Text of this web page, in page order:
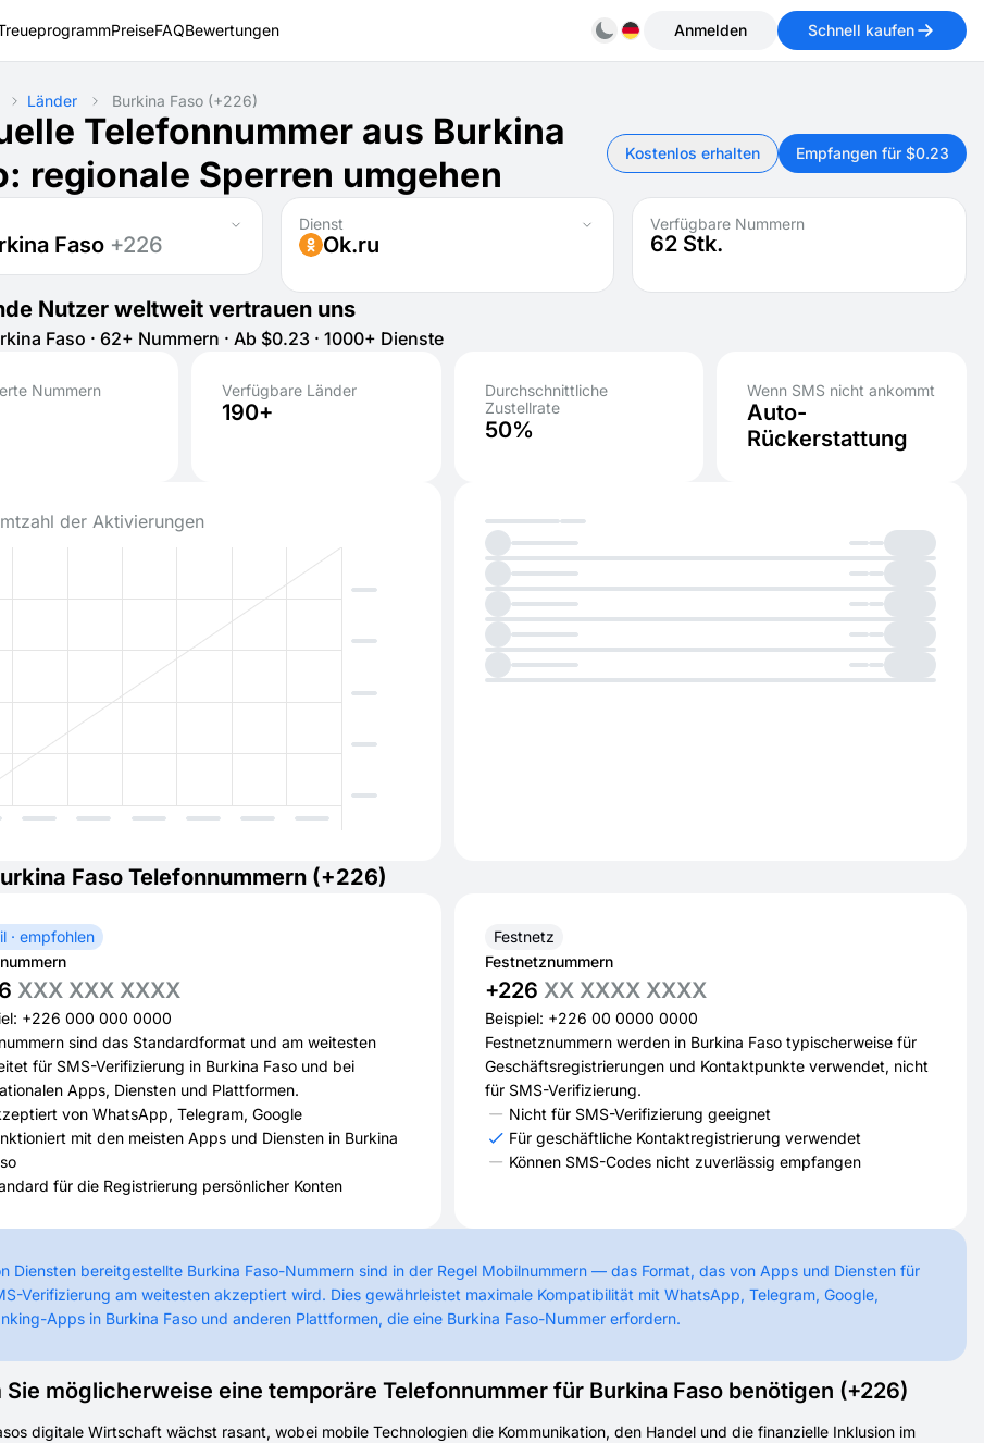
PreiseFAQBewertungen Anmelden Schnell kaufen
Länder Burkina Faso (+226)
Telefonnummer aus Burkina
regionale Sperren umgehen
Kostenlos erhalten Empfangen für $0.23
Faso +226
Dienst
Ok.ru
Verfügbare Nummern
62 Stk.
Nutzer weltweit vertrauen uns
Faso · 62+ Nummern · Ab $0.23 · 1000+ Dienste
Nummern Verfügbare Länder
190+
Durchschnittliche
Zustellrate
50%
Wenn SMS nicht ankommt
Auto-
Rückerstattung
der Aktivierungen
Faso Telefonnummern (+226)
· empfohlen
XXX XXX XXXX
+226 000 000 0000
sind das Standardformat und am weitesten
für SMS-Verifizierung in Burkina Faso und bei
Apps, Diensten und Plattformen.
von WhatsApp, Telegram, Google
mit den meisten Apps und Diensten in Burkina
für die Registrierung persönlicher Konten
Festnetz
Festnetznummern
+226 XX XXXX XXXX
Beispiel: +226 00 0000 0000
Festnetznummern werden in Burkina Faso typischerweise für
Geschäftsregistrierungen und Kontaktpunkte verwendet, nicht
für SMS-Verifizierung.
Nicht für SMS-Verifizierung geeignet
Für geschäftliche Kontaktregistrierung verwendet
Können SMS-Codes nicht zuverlässig empfangen
Diensten bereitgestellte Burkina Faso-Nummern sind in der Regel Mobilnummern — das Format, das von Apps und Diensten für
Verifizierung am weitesten akzeptiert wird. Dies gewährleistet maximale Kompatibilität mit WhatsApp, Telegram, Google,
Apps in Burkina Faso und anderen Plattformen, die eine Burkina Faso-Nummer erfordern.
Sie möglicherweise eine temporäre Telefonnummer für Burkina Faso benötigen (+226)
digitale Wirtschaft wächst rasant, wobei mobile Technologien die Kommunikation, den Handel und die finanzielle Inklusion im